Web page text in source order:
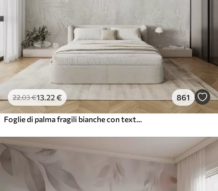
22.03€13 .22 € 861